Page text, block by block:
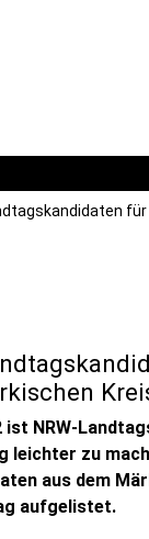
ist NRW-
leichter zu
aus dem
aufgelistet.